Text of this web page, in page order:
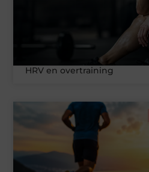
HRV en overtraining